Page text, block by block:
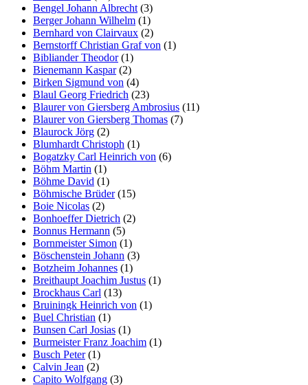
Bengel Johann Albrecht (3)
Berger Johann Wilhelm (1)
Bernhard von Clairvaux (2)
Bernstorff Christian Graf von (1)
Bibliander Theodor(1)
Bienemann Kaspar(2)
Birken Sigmund von (4)
Blaul Georg Friedrich (23)
Blaurer von Giersberg Ambrosius (11)
Blaurer von Giersberg Thomas (7)
Blaurock Jörg (2)
Blumhardt Christoph (1)
Bogatzky Carl Heinrich von (6)
Böhm Martin (1)
Böhme David (1)
Böhmische Brüder(15)
Boie Nicolas (2)
Bonhoeffer Dietrich (2)
Bonnus Hermann (5)
Bornmeister Simon (1)
Böschenstein Johann (3)
Botzheim Johannes (1)
Breithaupt Joachim Justus (1)
Brockhaus Carl (13)
Bruiningk Heinrich von (1)
Buel Christian (1)
Bunsen Carl Josias (1)
Burmeister Franz Joachim (1)
Busch Peter(1)
Calvin Jean (2)
Capito Wolfgang (3)